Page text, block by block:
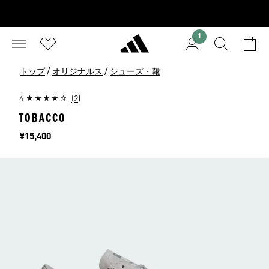
1
トップ / オリジナルス / シューズ・靴
4 (2)
TOBACCO
価格
¥15,400